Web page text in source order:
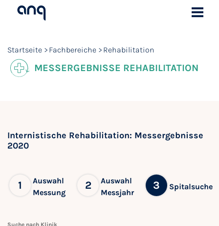
Startseite Fachbereiche Rehabilitation
MESSERGEBNISSE REHABILITATION
Internistische Rehabilitation: Messergebnisse
2020
1
Auswahl
Messung
2
Auswahl
Messjahr
3 Spitalsuche
Suche nach Klinik